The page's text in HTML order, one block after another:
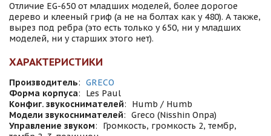
Отличие ЕG-650 от младших моделей, более дорогое
дерево и клееный гриф (а не на болтах как у 480). А также,
вырез под ребра (это есть только у 650, ни у младших
моделей, ни у старших этого нет).
ХАРАКТЕРИСТИКИ
Производитель: GRECO
Форма корпуса:
Les Paul
Конфиг. звукоснимателей:
Humb / Humb
Модели звукоснимателей: Grесо (Nisshin Оnра)
Управление звуком:
Громкость, громкость 2, тембр,